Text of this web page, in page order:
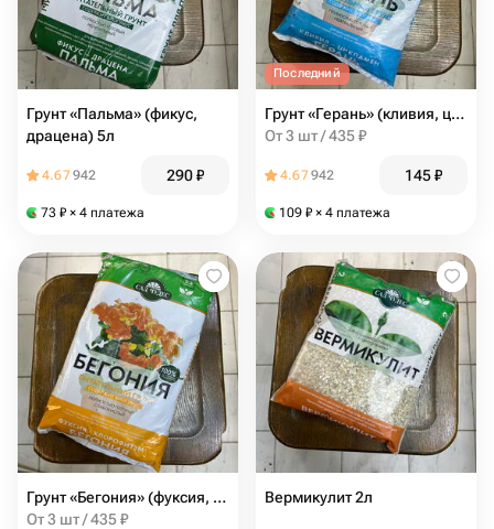
Грунт «Пальма» (фикус,
драцена) 5л
4.67942 290₽
73 ₽ × 4 платежа
Последний
Грунт «Герань» (кливия, цикламен) 2,5л
От 3 шт / 435 ₽
4.67942 145₽
109 ₽ × 4 платежа
Грунт «Бегония» (фуксия, хлорофитум, бегония, плющ, кливия, сансевьера, хлорофитум) 2,5л
От 3 шт / 435 ₽
Вермикулит 2л